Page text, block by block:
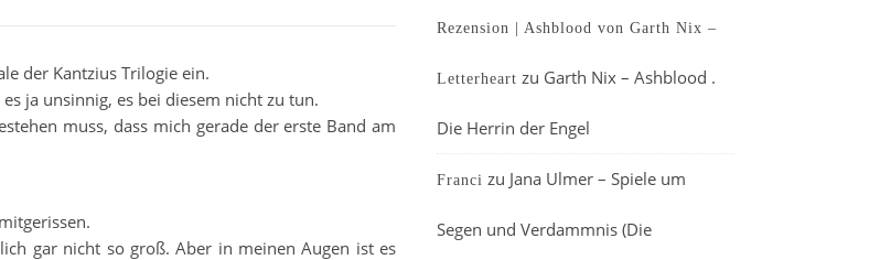
der Kantzius Trilogie ein.
ja unsinnig, es bei diesem nicht zu tun.
muss, dass mich gerade der erste Band am
gar nicht so groß. Aber in meinen Augen ist es
Rezension | Ashblood von Garth Nix –
Letterheart zu Garth Nix – Ashblood .
Die Herrin der Engel
Franci zu Jana Ulmer – Spiele um
Segen und Verdammnis (Die